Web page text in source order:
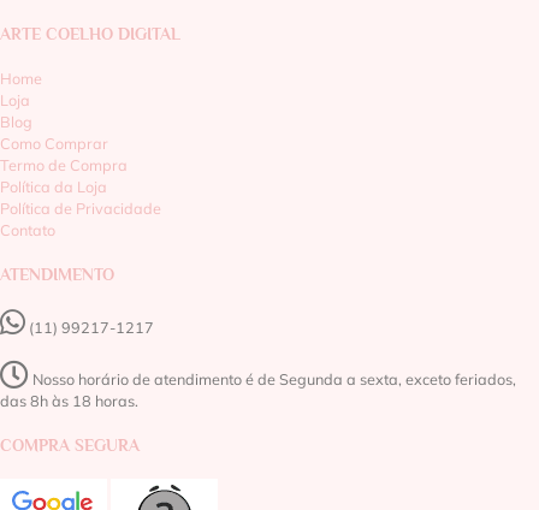
ARTE COELHO DIGITAL
Home
Loja
Blog
Como Comprar
Termo de Compra
Política da Loja
Política de Privacidade
Contato
ATENDIMENTO
(11) 99217-1217‬
Nosso horário de atendimento é de Segunda a sexta, exceto feriados,
das 8h às 18 horas.
COMPRA SEGURA